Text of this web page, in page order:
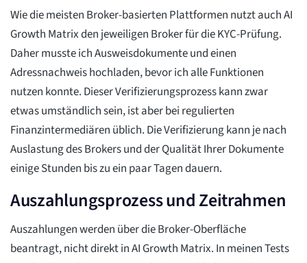
Wie die meisten Broker-basierten Plattformen nutzt auch AI
Growth Matrix den jeweiligen Broker für die KYC-Prüfung.
Daher musste ich Ausweisdokumente und einen
Adressnachweis hochladen, bevor ich alle Funktionen
nutzen konnte. Dieser Verifizierungsprozess kann zwar
etwas umständlich sein, ist aber bei regulierten
Finanzintermediären üblich. Die Verifizierung kann je nach
Auslastung des Brokers und der Qualität Ihrer Dokumente
einige Stunden bis zu ein paar Tagen dauern.
Auszahlungsprozess und Zeitrahmen
Auszahlungen werden über die Broker-Oberfläche
beantragt, nicht direkt in AI Growth Matrix. In meinen Tests